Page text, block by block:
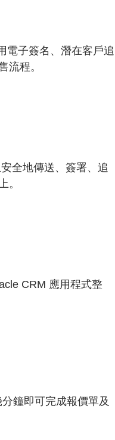
電子簽名、潛在客戶追
流程。
全地傳送、簽署、追
。
CRM 應用程式整
鐘即可完成報價單及